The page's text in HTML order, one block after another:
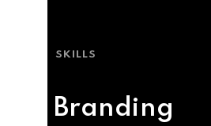
SKILLS
Branding